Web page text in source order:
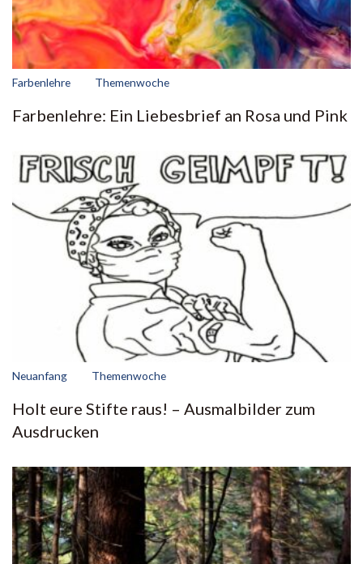
Farbenlehre Themenwoche
Farbenlehre: Ein Liebesbrief an Rosa und Pink
Neuanfang Themenwoche
Holt eure Stifte raus! – Ausmalbilder zum
Ausdrucken